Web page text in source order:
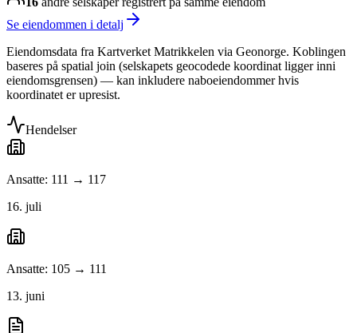
Se eiendommen i detalj
Eiendomsdata fra Kartverket Matrikkelen via Geonorge. Koblingen
baseres på spatial join (selskapets geocodede koordinat ligger inni
eiendomsgrensen) — kan inkludere naboeiendommer hvis
koordinatet er upresist.
Hendelser
Ansatte: 111 → 117
16. juli
Ansatte: 105 → 111
13. juni